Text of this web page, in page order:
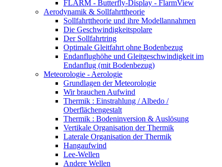
FLARM - Butterfly-Display - FlarmView
Aerodynamik & Sollfahrttheorie
Sollfahrttheorie und ihre Modellannahmen
Die Geschwindigkeitspolare
Der Sollfahrtring
Optimale Gleitfahrt ohne Bodenbezug
Endanflughöhe und Gleitgeschwindigkeit im
Endanflug (mit Bodenbezug)
Meteorologie - Aerologie
Grundlagen der Meteorologie
Wir brauchen Aufwind
Thermik : Einstrahlung / Albedo /
Oberflächengestalt
Thermik : Bodeninversion & Auslösung
Vertikale Organisation der Thermik
Laterale Organisation der Thermik
Hangaufwind
Lee-Wellen
Andere Wellen